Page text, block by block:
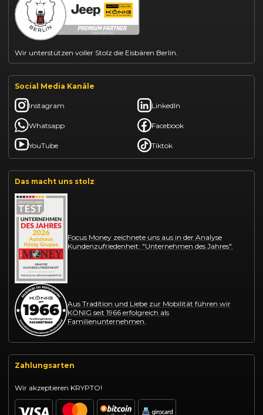
Mazda CX-30 finanzieren
Citroën C3 leasen
Wir unterstützen voller Stolz die Eisbären Berlin.
Social Media Kanäle
Instagram LinkedIn
Whatsapp Facebook
YouTube Tiktok
Das macht uns stolz
Focus Money zeichnete uns aus in der Analyse
Kundenzufriedenheit: "Unternehmen des Jahres".
Aus Tradition und Liebe zur Mobilität führen wir
KÖNIG seit 1966 erfolgreich als
Familienunternehmen.
Zahlungsarten
Wir akzeptieren KRYPTO!